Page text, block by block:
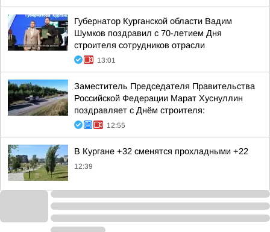
Губернатор Курганской области Вадим
Шумков поздравил с 70-летием Дня
строителя сотрудников отрасли
13:01
Заместитель Председателя Правительства
Российской Федерации Марат Хуснуллин
поздравляет с Днём строителя:
12:55
В Кургане +32 сменятся прохладными +22
12:39